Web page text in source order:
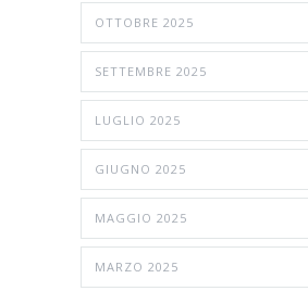
OTTOBRE 2025
SETTEMBRE 2025
LUGLIO 2025
GIUGNO 2025
MAGGIO 2025
MARZO 2025